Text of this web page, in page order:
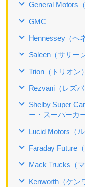
General Motors
GMC
Hennessey（ヘ
Saleen（サリーン
Trion（トリオン）
Rezvani（レズバ
Shelby Super
ー・スーパーカ
Lucid Motors（
Faraday Future
Mack Trucks（
Kenworth（ケン